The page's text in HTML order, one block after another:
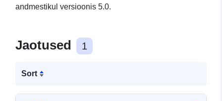
andmestikul versioonis 5.0.
Jaotused 1
Sort